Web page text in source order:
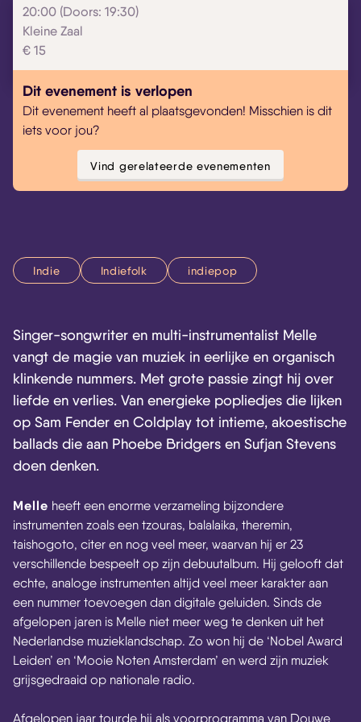
Skip navigatie
20:00 (Doors: 19:30)
Kleine Zaal
€ 15
Dit evenement is verlopen
Dit evenement heeft al plaatsgevonden! Misschien is dit
iets voor jou?
Vind gerelateerde evenementen
Indie Indiefolk indiepop
Singer-songwriter en multi-instrumentalist Melle
vangt de magie van muziek in eerlijke en organisch
klinkende nummers. Met grote passie zingt hij over
liefde en verlies. Van energieke popliedjes die lijken
op Sam Fender en Coldplay tot intieme, akoestische
ballads die aan Phoebe Bridgers en Sufjan Stevens
doen denken.
Melle heeft een enorme verzameling bijzondere
instrumenten zoals een tzouras, balalaika, theremin,
taishogoto, citer en nog veel meer, waarvan hij er 23
verschillende bespeelt op zijn debuutalbum. Hij gelooft dat
echte, analoge instrumenten altijd veel meer karakter aan
een nummer toevoegen dan digitale geluiden. Sinds de
afgelopen jaren is Melle niet meer weg te denken uit het
Nederlandse muzieklandschap. Zo won hij de ‘Nobel Award
Leiden’ en ‘Mooie Noten Amsterdam’ en werd zijn muziek
grijsgedraaid op nationale radio.
Afgelopen jaar tourde hij als voorprogramma van Douwe